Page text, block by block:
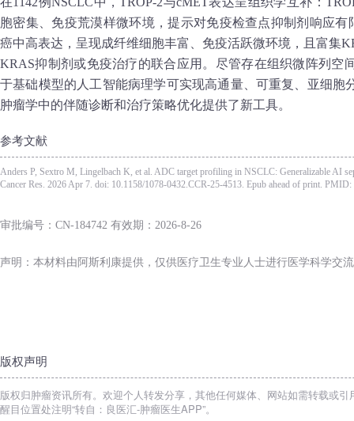
胞密集、免疫荒漠样微环境，提示对免疫检查点抑制剂响应
癌中高表达，呈现成纤维细胞丰富、免疫活跃微环境，且富集
KRAS抑制剂或免疫治疗的联合应用。尽管存在组织微阵列空
于基础模型的人工智能病理学可实现高通量、可重复、亚细胞
肿瘤学中的伴随诊断和治疗策略优化提供了新工具。
参考文献
Anders P, Sextro M, Lingelbach K, et al. ADC target profiling in NSCLC: Generalizable AI
Cancer Res. 2026 Apr 7. doi: 10.1158/1078-0432.CCR-25-4513. Epub ahead of print. PMID:
审批编号：CN-184742 有效期：2026-8-26
声明：本材料由阿斯利康提供，仅供医疗卫生专业人士进行医学科学交
版权声明
版权归肿瘤资讯所有。欢迎个人转发分享，其他任何媒体、网站如需转载或
醒目位置处注明“转自：良医汇-肿瘤医生APP”。